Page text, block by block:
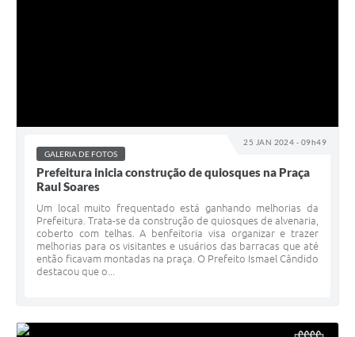
25 JAN 2024 - 09h49
GALERIA DE FOTOS
Prefeitura inicia construção de quiosques na Praça
Raul Soares
Um local muito frequentado está ganhando melhorias da
Prefeitura. Trata-se da construção de quiosques de alvenaria,
coberto com telhas. A benfeitoria visa organizar e trazer
melhorias para os visitantes e usuários das barracas que até
então ficavam montadas na praça. O Prefeito Ismael Cândido
destacou que o...